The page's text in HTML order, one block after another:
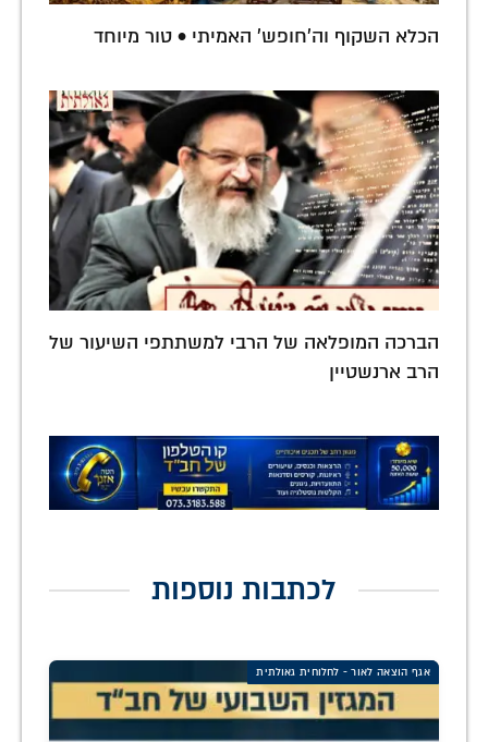
הכלא השקוף וה'חופש' האמיתי • טור מיוחד
הברכה המופלאה של הרבי למשתתפי השיעור של
הרב ארנשטיין
לכתבות נוספות
אגף הוצאה לאור - לחלוחית גאולתית